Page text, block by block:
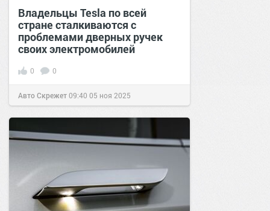
Владельцы Tesla по всей
стране сталкиваются с
проблемами дверных ручек
своих электромобилей
0 0
Авто Скрежет09:40 05 ноя 2025